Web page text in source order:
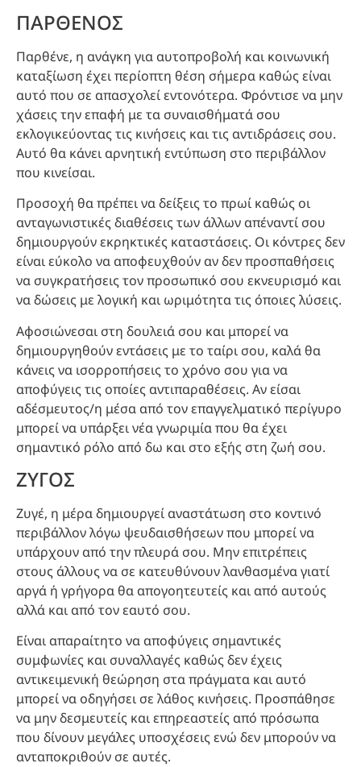
ΠΑΡΘΕΝΟΣ
Παρθένε, η ανάγκη για αυτοπροβολή και κοινωνική
καταξίωση έχει περίοπτη θέση σήμερα καθώς είναι
αυτό που σε απασχολεί εντονότερα. Φρόντισε να μην
χάσεις την επαφή με τα συναισθήματά σου
εκλογικεύοντας τις κινήσεις και τις αντιδράσεις σου.
Αυτό θα κάνει αρνητική εντύπωση στο περιβάλλον
που κινείσαι.
Προσοχή θα πρέπει να δείξεις το πρωί καθώς οι
ανταγωνιστικές διαθέσεις των άλλων απέναντί σου
δημιουργούν εκρηκτικές καταστάσεις. Οι κόντρες δεν
είναι εύκολο να αποφευχθούν αν δεν προσπαθήσεις
να συγκρατήσεις τον προσωπικό σου εκνευρισμό και
να δώσεις με λογική και ωριμότητα τις όποιες λύσεις.
Αφοσιώνεσαι στη δουλειά σου και μπορεί να
δημιουργηθούν εντάσεις με το ταίρι σου, καλά θα
κάνεις να ισορροπήσεις το χρόνο σου για να
αποφύγεις τις οποίες αντιπαραθέσεις. Αν είσαι
αδέσμευτος/η μέσα από τον επαγγελματικό περίγυρο
μπορεί να υπάρξει νέα γνωριμία που θα έχει
σημαντικό ρόλο από δω και στο εξής στη ζωή σου.
ΖΥΓΟΣ
Ζυγέ, η μέρα δημιουργεί αναστάτωση στο κοντινό
περιβάλλον λόγω ψευδαισθήσεων που μπορεί να
υπάρχουν από την πλευρά σου. Μην επιτρέπεις
στους άλλους να σε κατευθύνουν λανθασμένα γιατί
αργά ή γρήγορα θα απογοητευτείς και από αυτούς
αλλά και από τον εαυτό σου.
Είναι απαραίτητο να αποφύγεις σημαντικές
συμφωνίες και συναλλαγές καθώς δεν έχεις
αντικειμενική θεώρηση στα πράγματα και αυτό
μπορεί να οδηγήσει σε λάθος κινήσεις. Προσπάθησε
να μην δεσμευτείς και επηρεαστείς από πρόσωπα
που δίνουν μεγάλες υποσχέσεις ενώ δεν μπορούν να
ανταποκριθούν σε αυτές.